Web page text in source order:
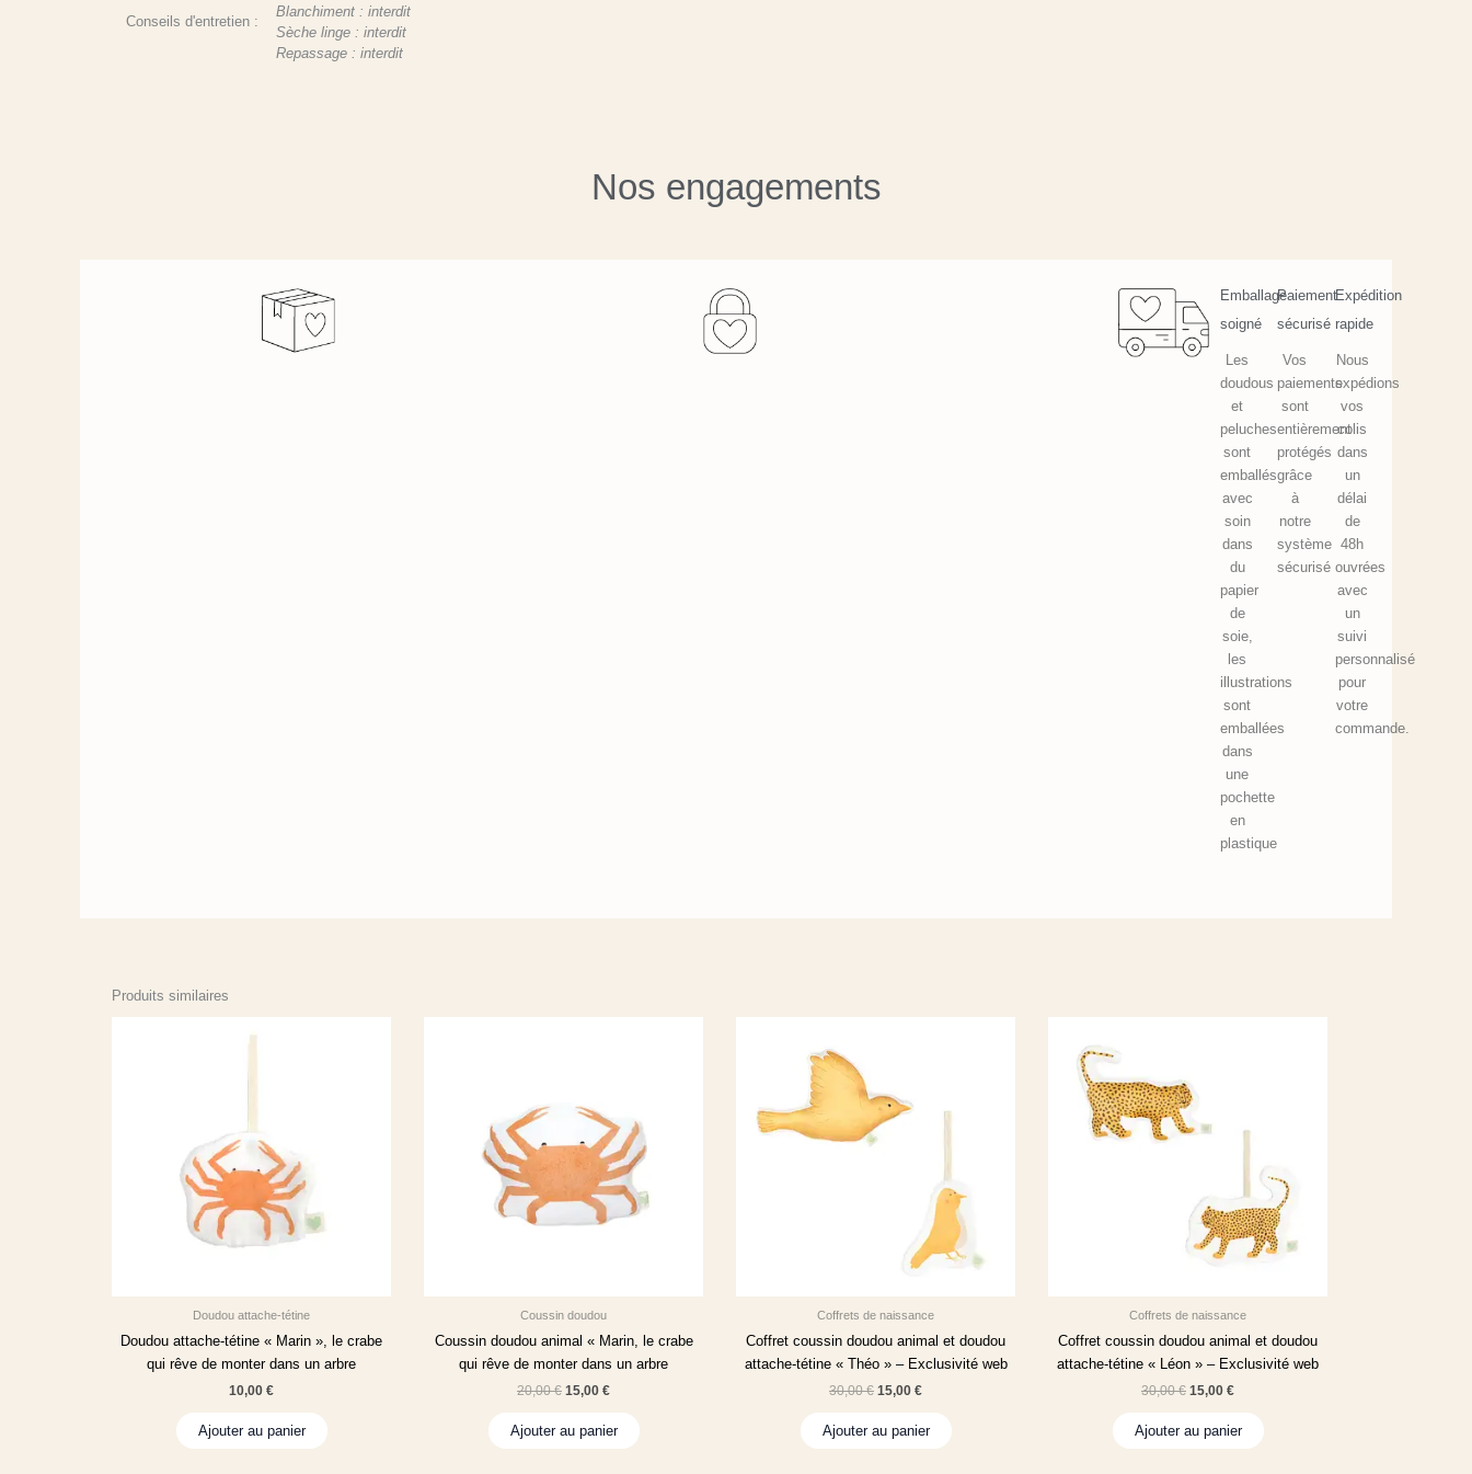
Conseils d'entretien :
Blanchiment : interdit
Sèche linge : interdit
Repassage : interdit
Nos engagements
Emballage
soigné
Les
doudous
et
peluches
sont
emballés
avec
soin
dans
du
papier
de
soie,
les
illustrations
sont
emballées
dans
une
pochette
en
plastique
Paiement
sécurisé
Vos
paiements
sont
entièrement
protégés
grâce
à
notre
système
sécurisé
Expédition
rapide
Nous
expédions
vos
colis
dans
un
délai
de
48h
ouvrées
avec
un
suivi
personnalisé
pour
votre
commande.
Produits similaires
Doudou attache-tétine
Doudou attache-tétine « Marin », le crabe
qui rêve de monter dans un arbre
10,00 €
Ajouter au panier
Coussin doudou
Coussin doudou animal « Marin, le crabe
qui rêve de monter dans un arbre
20,00€ 15,00 €
Ajouter au panier
Coffrets de naissance
Coffret coussin doudou animal et doudou
attache-tétine « Théo » – Exclusivité web
30,00€ 15,00 €
Ajouter au panier
Coffrets de naissance
Coffret coussin doudou animal et doudou
attache-tétine « Léon » – Exclusivité web
30,00€ 15,00 €
Ajouter au panier